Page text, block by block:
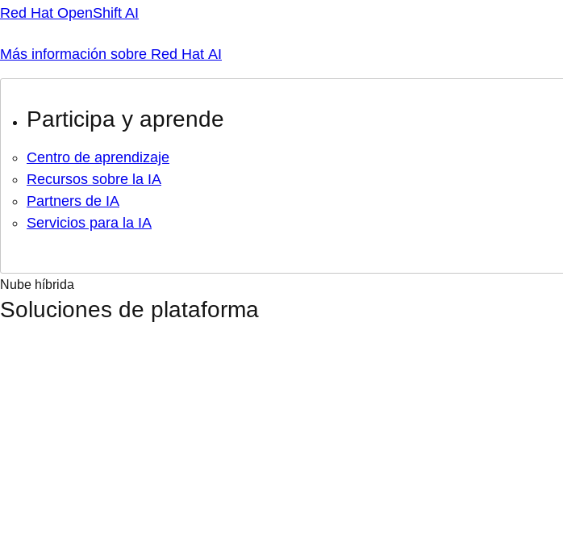
Red Hat OpenShift AI
Más información sobre Red Hat AI
Participa y aprende
Centro de aprendizaje
Recursos sobre la IA
Partners de IA
Servicios para la IA
Nube híbrida
Soluciones de plataforma